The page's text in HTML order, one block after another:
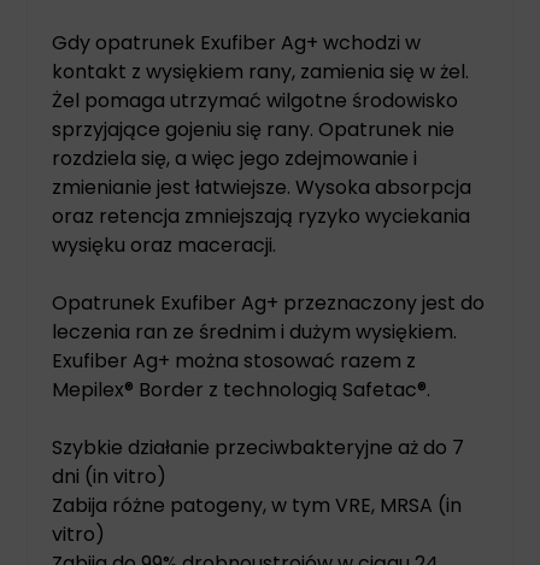
Gdy opatrunek Exufiber Ag+ wchodzi w
kontakt z wysiękiem rany, zamienia się w żel.
Żel pomaga utrzymać wilgotne środowisko
sprzyjające gojeniu się rany. Opatrunek nie
rozdziela się, a więc jego zdejmowanie i
zmienianie jest łatwiejsze. Wysoka absorpcja
oraz retencja zmniejszają ryzyko wyciekania
wysięku oraz maceracji.
Opatrunek Exufiber Ag+ przeznaczony jest do
leczenia ran ze średnim i dużym wysiękiem.
Exufiber Ag+ można stosować razem z
Mepilex® Border z technologią Safetac®.
Szybkie działanie przeciwbakteryjne aż do 7
dni (in vitro)
Zabija różne patogeny, w tym VRE, MRSA (in
vitro)